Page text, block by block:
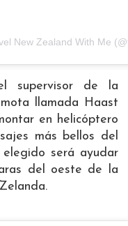
supervisor de la
llamada Haast
en helicóptero
más bellos del
será ayudar
del oeste de la